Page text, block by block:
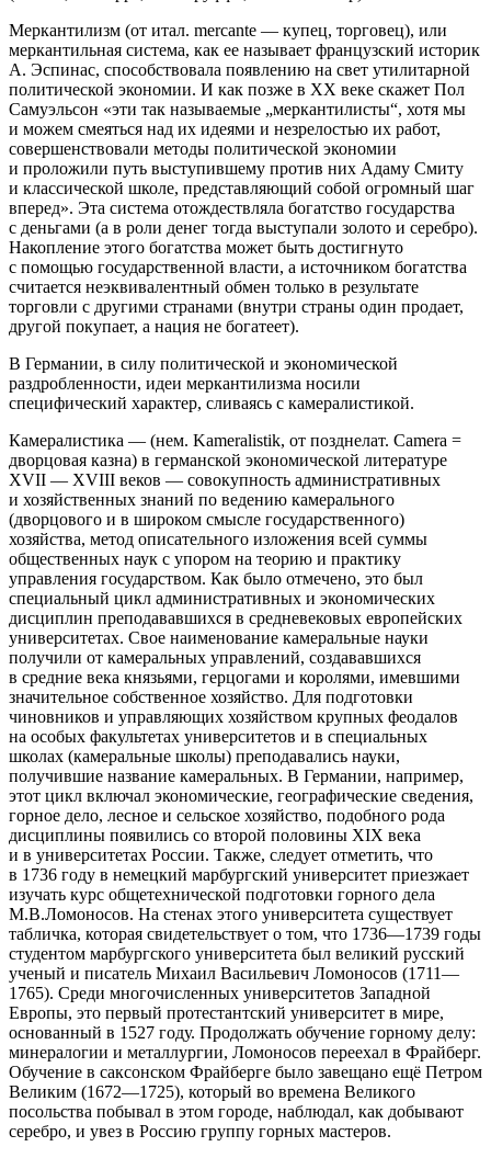
Меркантилизм (от итал. mercante — купец, торговец), или
меркантильная система, как ее называет французский историк
А. Эспинас, способствовала появлению на свет утилитарной
политической экономии. И как позже в XX веке скажет Пол
Самуэльсон «эти так называемые „меркантилисты“, хотя мы
и можем смеяться над их идеями и незрелостью их работ,
совершенствовали методы политической экономии
и проложили путь выступившему против них Адаму Смиту
и классической школе, представляющий собой огромный шаг
вперед». Эта система отождествляла богатство государства
с деньгами (а в роли денег тогда выступали золото и серебро).
Накопление этого богатства может быть достигнуто
с помощью государственной власти, а источником богатства
считается неэквивалентный обмен только в результате
торговли с другими странами (внутри страны один продает,
другой покупает, а нация не богатеет).
В Германии, в силу политической и экономической
раздробленности, идеи меркантилизма носили
специфический характер, сливаясь с камералистикой.
Камералистика — (нем. Kameralistik, от позднелат. Camera =
дворцовая казна) в германской экономической литературе
XVII — XVIII веков — совокупность административных
и хозяйственных знаний по ведению камерального
(дворцового и в широком смысле государственного)
хозяйства, метод описательного изложения всей суммы
общественных наук с упором на теорию и практику
управления государством. Как было отмечено, это был
специальный цикл административных и экономических
дисциплин преподававшихся в средневековых европейских
университетах. Свое наименование камеральные науки
получили от камеральных управлений, создававшихся
в средние века князьями, герцогами и королями, имевшими
значительное собственное хозяйство. Для подготовки
чиновников и управляющих хозяйством крупных феодалов
на особых факультетах университетов и в специальных
школах (камеральные школы) преподавались науки,
получившие название камеральных. В Германии, например,
этот цикл включал экономические, географические сведения,
горное дело, лесное и сельское хозяйство, подобного рода
дисциплины появились со второй половины XIX века
и в университетах России. Также, следует отметить, что
в 1736 году в немецкий марбургский университет приезжает
изучать курс общетехнической подготовки горного дела
М.В.Ломоносов. На стенах этого университета существует
табличка, которая свидетельствует о том, что 1736—1739 годы
студентом марбургского университета был великий русский
ученый и писатель Михаил Васильевич Ломоносов (1711—
1765). Среди многочисленных университетов Западной
Европы, это первый протестантский университет в мире,
основанный в 1527 году. Продолжать обучение горному делу:
минералогии и металлургии, Ломоносов переехал в Фрайберг.
Обучение в саксонском Фрайберге было завещано ещё Петром
Великим (1672—1725), который во времена Великого
посольства побывал в этом городе, наблюдал, как добывают
серебро, и увез в Россию группу горных мастеров.